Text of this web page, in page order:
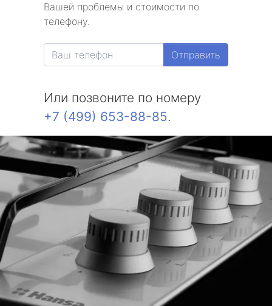
Вашей проблемы и стоимости по
телефону.
Отправить
Или позвоните по номеру
+7 (499) 653-88-85.